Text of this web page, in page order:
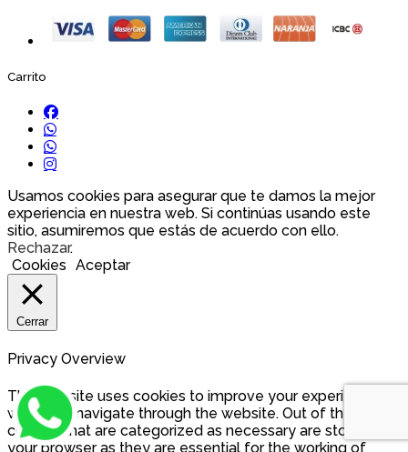
Carrito
Usamos cookies para asegurar que te damos la mejor
experiencia en nuestra web. Si continúas usando este
sitio, asumiremos que estás de acuerdo con ello.
Rechazar.
Cookies Aceptar
Cerrar
Privacy Overview
This website uses cookies to improve your experience
while you navigate through the website. Out of these, the
cookies that are categorized as necessary are stored on
your browser as they are essential for the working of